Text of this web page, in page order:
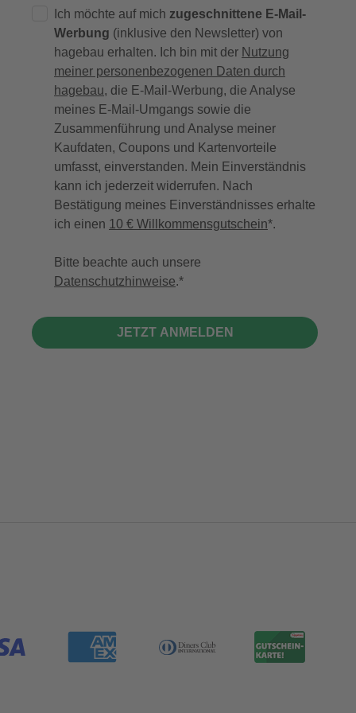
Ich möchte auf mich zugeschnittene E-Mail-
Werbung (inklusive den Newsletter) von
hagebau erhalten. Ich bin mit der Nutzung
meiner personenbezogenen Daten durch
hagebau, die E-Mail-Werbung, die Analyse
meines E-Mail-Umgangs sowie die
Zusammenführung und Analyse meiner
Kaufdaten, Coupons und Kartenvorteile
umfasst, einverstanden. Mein Einverständnis
kann ich jederzeit widerrufen. Nach
Bestätigung meines Einverständnisses erhalte
ich einen 10 € Willkommensgutschein*.
Bitte beachte auch unsere
Datenschutzhinweise.
JETZT ANMELDEN